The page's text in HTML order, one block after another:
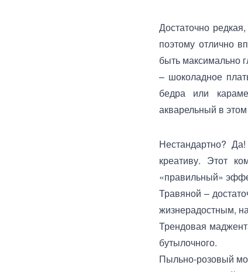
Достаточно
поэтому отлично
быть максимально
– шоколадное
бедра или
акварельный в
Нестандартно?
креативу. Этот
«правильный»
Травяной –
жизнерадостным,
Трендовая
бутылочного.
Пыльно-розовый